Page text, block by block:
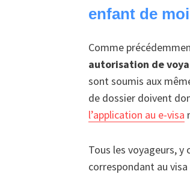
enfant de
Comme
autorisation de
sont soumis aux
de dossier doivent
l’application au e-visa
Tous les voyageurs,
correspondant au